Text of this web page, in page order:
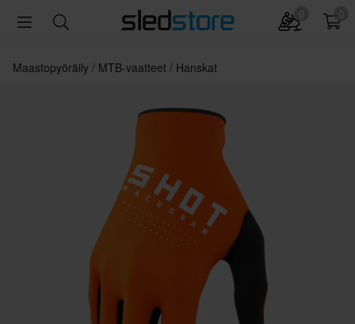
Maastopyöräily MTB-vaatteet Hanskat